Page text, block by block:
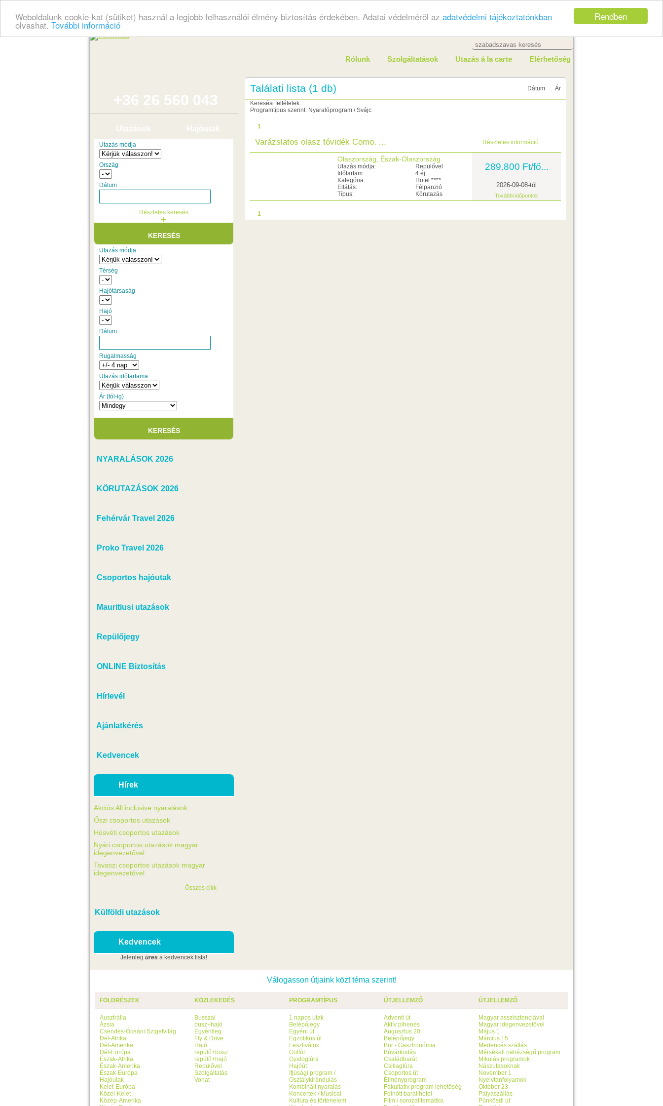
Rendben
Weboldalunk cookie-kat (sütiket) használ a legjobb felhasználói élmény biztosítás érdekében. Adatai védelméröl az adatvédelmi tájékoztatónkban
olvashat. További információ
Rólunk Szolgáltatások Utazás á la carte Elérhetőség
+36 26 560 043
Utazások Hajóutak
Utazás módja
Ország
Dátum
Részletes keresés
+
Utazás módja
Térség
Hajótársaság
Hajó
Dátum
Rugalmasság
Utazás időtartama
Ár (tól-ig)
NYARALÁSOK 2026
KÖRUTAZÁSOK 2026
Fehérvár Travel 2026
Proko Travel 2026
Csoportos hajóutak
Mauritiusi utazások
Repülőjegy
ONLINE Biztosítás
Hírlevél
Ajánlatkérés
Kedvencek
Hírek
Akciós All inclusive nyaralások
Őszi csoportos utazások
Húsvéti csoportos utazások
Nyári csoportos utazások magyar
idegenvezetővel
Tavaszi csoportos utazások magyar
idegenvezetővel
Összes cikk
Külföldi utazások
Kedvencek
Jelenleg üres a kedvencek lista!
Találati lista (1 db) Ár
Dátum
Keresési feltételek:
Programtípus szerint: Nyaralóprogram / Svájc
1
Varázslatos olasz tóvidék Como, ... Részletes információ
Olaszország, Észak-Olaszország
Utazás módja:
Repülővel
Időtartam:
4 éj
Kategória:
Hotel ****
Ellátás:
Félpanzió
Típus:
Körutazás
289.800 Ft/fő...
2026-09-08-tól
További időpontok
1
Válogasson útjaink közt téma szerint!
FÖLDRÉSZEK
Ausztrália
Ázsia
Csendes-Óceáni Szigetvilág
Dél-Afrika
Dél-Amerika
Dél-Európa
Észak-Afrika
Észak-Amerika
Észak-Európa
Hajóutak
Kelet-Európa
Közel-Kelet
Közép-Amerika
KÖZLEKEDÉS
Busszal
busz+hajó
Egyénileg
Fly & Drive
Hajó
repülő+busz
repülő+hajó
Repülővel
Szolgáltatás
Vonat
PROGRAMTÍPUS
1 napos utak
Belépőjegy
Egyéni út
Egzotikus út
Fesztiválok
Golfút
Gyalogtúra
Hajóút
Ifjúsági program /
Osztálykirándulás
Kombinált nyaralás
Koncertek / Musical
Kultúra és történelem
ÚTJELLEMZŐ
Adventi út
Aktív pihenés
Augusztus 20
Belépőjegy
Bor - Gasztronómia
Búvárkodás
Családbarát
Csillagtúra
Csoportos út
Élményprogram
Fakultatív program lehetőség
Felnőtt barát hotel
Film / sorozat tematika
ÚTJELLEMZŐ
Magyar asszisztenciával
Magyar idegenvezetővel
Május 1
Március 15
Medencés szállás
Mérsékelt nehézségű program
Mikulás programok
Nászutasoknak
November 1
Nyelvtanfolyamok
Október 23
Pályaszállás
Pünkösdi út